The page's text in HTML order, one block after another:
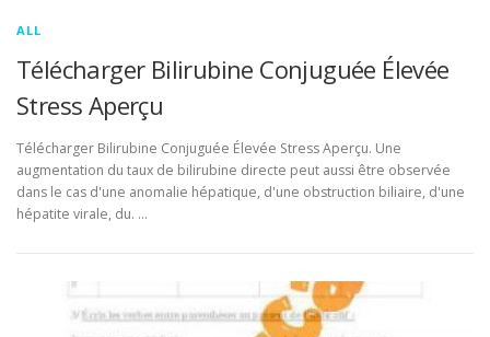
ALL
Télécharger Bilirubine Conjuguée Élevée
Stress Aperçu
Télécharger Bilirubine Conjuguée Élevée Stress Aperçu. Une
augmentation du taux de bilirubine directe peut aussi être observée
dans le cas d'une anomalie hépatique, d'une obstruction biliaire, d'une
hépatite virale, du. …